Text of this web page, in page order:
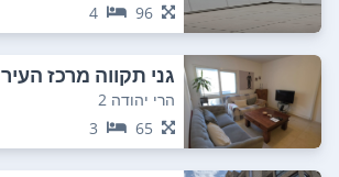
96
4
גני תקווה מרכז העיר
הרי יהודה 2
65
3